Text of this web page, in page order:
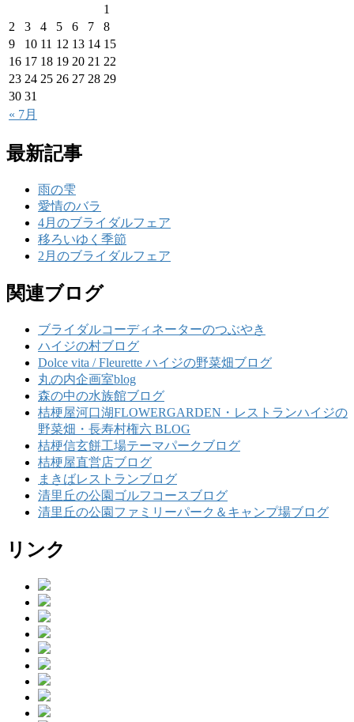
« 7月
1
2
3 4 5 6 7
8
9
10 11 12 13 14 15
16 17 18 19 20 21 22
23 24 25 26 27 28 29
30 31
最新記事
雨の雫
愛情のバラ
4月のブライダルフェア
移ろいゆく季節
2月のブライダルフェア
関連ブログ
ブライダルコーディネーターのつぶやき
ハイジの村ブログ
Dolce vita / Fleurette ハイジの野菜畑ブログ
丸の内企画室blog
森の中の水族館ブログ
桔梗屋河口湖FLOWERGARDEN・レストランハイジの
野菜畑・長寿村権六 BLOG
桔梗信玄餅工場テーマパークブログ
桔梗屋直営店ブログ
まきばレストランブログ
清里丘の公園ゴルフコースブログ
清里丘の公園ファミリーパーク＆キャンプ場ブログ
リンク